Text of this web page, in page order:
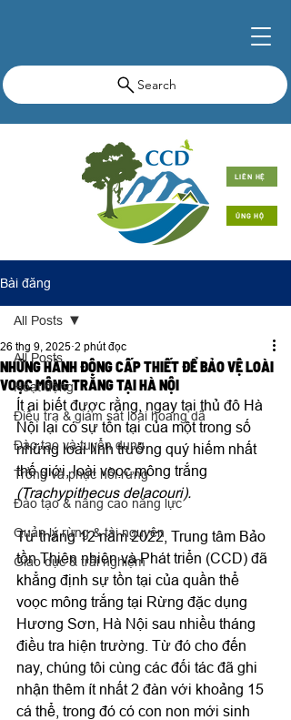
Search
LIÊN HỆ
ỦNG HỘ
Bài đăng
All Posts
Hoạt động
Điều tra & giám sát loài hoang dã
Đào tạo và tuyển dụng
Trồng và phục hồi rừng
Đào tạo & nâng cao năng lực
Quản lý rừng & tài nguyên
Giáo dục & trải nghiệm
All Posts
NHỮNG HÀNH ĐỘNG CẤP THIẾT ĐỂ BẢO VỆ LOÀI
VOỌC MÔNG TRẮNG TẠI HÀ NỘI
26 thg 9, 2025 2 phút đọc
Ít ai biết được rằng, ngay tại thủ đô Hà
Nội lại có sự tồn tại của một trong số
những loài linh trưởng quý hiếm nhất
thế giới, loài voọc mông trắng
(Trachypithecus delacouri).
Từ tháng 12 năm 2022, Trung tâm Bảo
tồn Thiên nhiên và Phát triển (CCD) đã
khẳng định sự tồn tại của quần thể
voọc mông trắng tại Rừng đặc dụng
Hương Sơn, Hà Nội sau nhiều tháng
điều tra hiện trường. Từ đó cho đến
nay, chúng tôi cùng các đối tác đã ghi
nhận thêm ít nhất 2 đàn với khoảng 15
cá thể, trong đó có con non mới sinh